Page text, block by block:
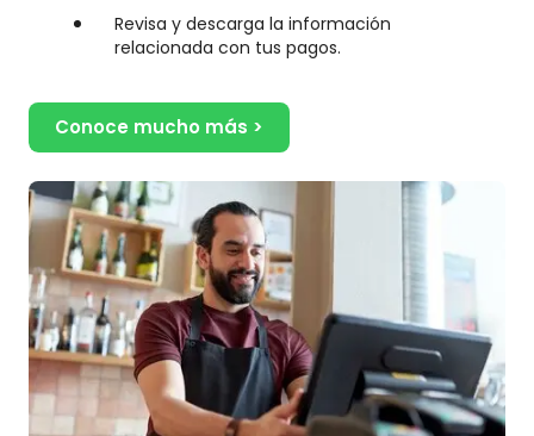
Revisa y descarga la información
relacionada con tus pagos.
Conoce mucho más >